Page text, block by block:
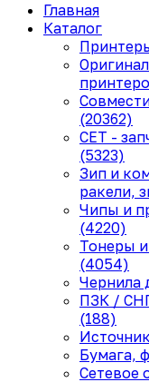
Главная
Каталог
(20362)
CET -
(5323)
Зип и
ракели,
Чипы и
(4220)
Тонеры
(4054)
Чернила
ПЗК /
(188)
Бумага,
Сетевое